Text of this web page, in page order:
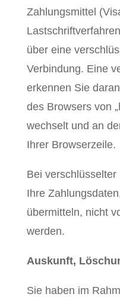
Zahlungsmittel
über eine
Verbindung. Eine
erkennen Sie
des Browsers von
wechselt und an
Ihrer Browserzeile.
Bei
Ihre
übermitteln, nicht
werden.
Auskunft,
Sie haben im